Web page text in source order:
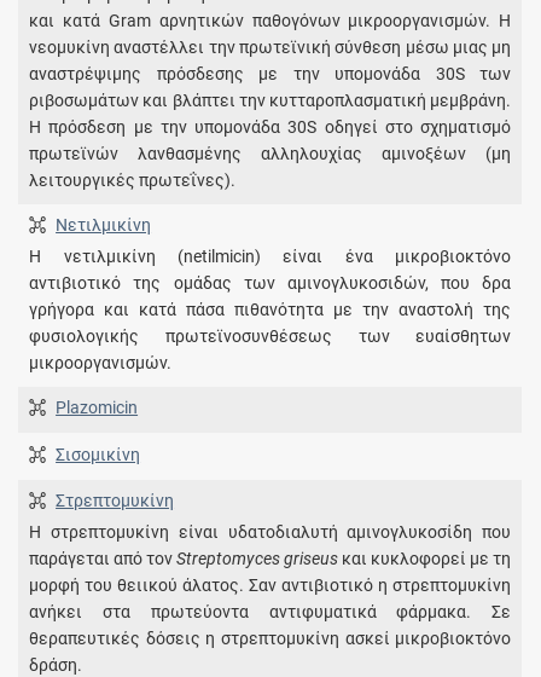
και κατά Gram αρνητικών παθογόνων μικροοργανισμών. Η
νεομυκίνη αναστέλλει την πρωτεϊνική σύνθεση μέσω μιας μη
αναστρέψιμης πρόσδεσης με την υπομονάδα 30S των
ριβοσωμάτων και βλάπτει την κυτταροπλασματική μεμβράνη.
Η πρόσδεση με την υπομονάδα 30S οδηγεί στο σχηματισμό
πρωτεϊνών λανθασμένης αλληλουχίας αμινοξέων (μη
λειτουργικές πρωτεΐνες).
Νετιλμικίνη
Η νετιλμικίνη (netilmicin) είναι ένα μικροβιοκτόνο
αντιβιοτικό της ομάδας των αμινογλυκοσιδών, που δρα
γρήγορα και κατά πάσα πιθανότητα με την αναστολή της
φυσιολογικής πρωτεϊνοσυνθέσεως των ευαίσθητων
μικροοργανισμών.
Plazomicin
Σισοµικίνη
Στρεπτομυκίνη
Η στρεπτομυκίνη είναι υδατοδιαλυτή αμινογλυκοσίδη που
παράγεται από τονStreptomyces griseus και κυκλοφορεί με τη
μορφή του θειικού άλατος. Σαν αντιβιοτικό η στρεπτομυκίνη
ανήκει στα πρωτεύοντα αντιφυματικά φάρμακα. Σε
θεραπευτικές δόσεις η στρεπτομυκίνη ασκεί μικροβιοκτόνο
δράση.